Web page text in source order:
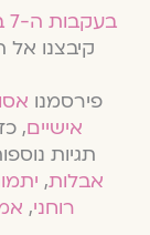
בעקבות ה-7 באוקטובר 2023
קיבצנו אל
פירסמנו
אישיים,
תגיות
אבלות,
רוחני,